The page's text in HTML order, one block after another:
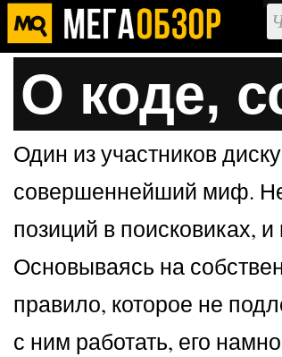
О коде,
Один из участников
совершеннейший миф.
позиций в поисковиках,
Основываясь на
правило, которое не
с ним работать, его